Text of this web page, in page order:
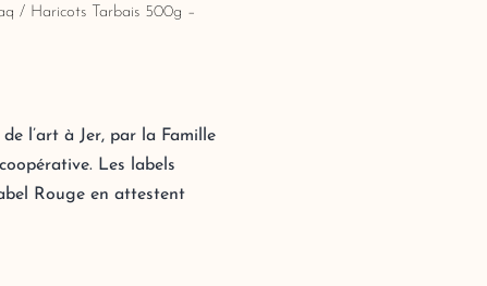
/ Haricots Tarbais 500g –
l’art à Jer, par la Famille
Les labels
Rouge en attestent